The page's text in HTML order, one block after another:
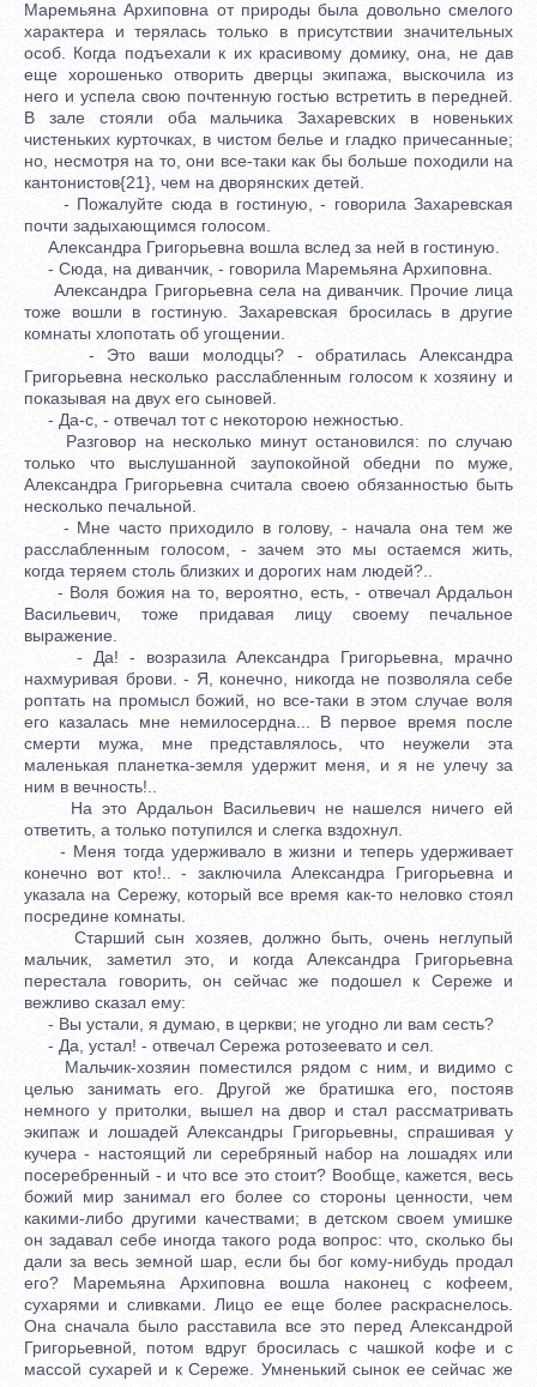
Маремьяна Архиповна от природы была довольно смелого
характера и терялась только в присутствии значительных
особ. Когда подъехали к их красивому домику, она, не дав
еще хорошенько отворить дверцы экипажа, выскочила из
него и успела свою почтенную гостью встретить в передней.
В зале стояли оба мальчика Захаревских в новеньких
чистеньких курточках, в чистом белье и гладко причесанные;
но, несмотря на то, они все-таки как бы больше походили на
кантонистов{21}, чем на дворянских детей.
- Пожалуйте сюда в гостиную, - говорила Захаревская
почти задыхающимся голосом.
Александра Григорьевна вошла вслед за ней в гостиную.
- Сюда, на диванчик, - говорила Маремьяна Архиповна.
Александра Григорьевна села на диванчик. Прочие лица
тоже вошли в гостиную. Захаревская бросилась в другие
комнаты хлопотать об угощении.
- Это ваши молодцы? - обратилась Александра
Григорьевна несколько расслабленным голосом к хозяину и
показывая на двух его сыновей.
- Да-с, - отвечал тот с некоторою нежностью.
Разговор на несколько минут остановился: по случаю
только что выслушанной заупокойной обедни по муже,
Александра Григорьевна считала своею обязанностью быть
несколько печальной.
- Мне часто приходило в голову, - начала она тем же
расслабленным голосом, - зачем это мы остаемся жить,
когда теряем столь близких и дорогих нам людей?..
- Воля божия на то, вероятно, есть, - отвечал Ардальон
Васильевич, тоже придавая лицу своему печальное
выражение.
- Да! - возразила Александра Григорьевна, мрачно
нахмуривая брови. - Я, конечно, никогда не позволяла себе
роптать на промысл божий, но все-таки в этом случае воля
его казалась мне немилосердна... В первое время после
смерти мужа, мне представлялось, что неужели эта
маленькая планетка-земля удержит меня, и я не улечу за
ним в вечность!..
На это Ардальон Васильевич не нашелся ничего ей
ответить, а только потупился и слегка вздохнул.
- Меня тогда удерживало в жизни и теперь удерживает
конечно вот кто!.. - заключила Александра Григорьевна и
указала на Сережу, который все время как-то неловко стоял
посредине комнаты.
Старший сын хозяев, должно быть, очень неглупый
мальчик, заметил это, и когда Александра Григорьевна
перестала говорить, он сейчас же подошел к Сереже и
вежливо сказал ему:
- Вы устали, я думаю, в церкви; не угодно ли вам сесть?
- Да, устал! - отвечал Сережа ротозеевато и сел.
Мальчик-хозяин поместился рядом с ним, и видимо с
целью занимать его. Другой же братишка его, постояв
немного у притолки, вышел на двор и стал рассматривать
экипаж и лошадей Александры Григорьевны, спрашивая у
кучера - настоящий ли серебряный набор на лошадях или
посеребренный - и что все это стоит? Вообще, кажется, весь
божий мир занимал его более со стороны ценности, чем
какими-либо другими качествами; в детском своем умишке
он задавал себе иногда такого рода вопрос: что, сколько бы
дали за весь земной шар, если бы бог кому-нибудь продал
его? Маремьяна Архиповна вошла наконец с кофеем,
сухарями и сливками. Лицо ее еще более раскраснелось.
Она сначала было расставила все это перед Александрой
Григорьевной, потом вдруг бросилась с чашкой кофе и с
массой сухарей и к Сереже. Умненький сынок ее сейчас же